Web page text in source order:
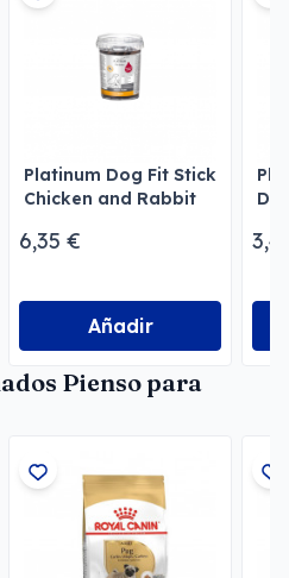
Platinum Dog Fit Stick
Chicken and Rabbit
6,35 €
Añadir
Pienso para